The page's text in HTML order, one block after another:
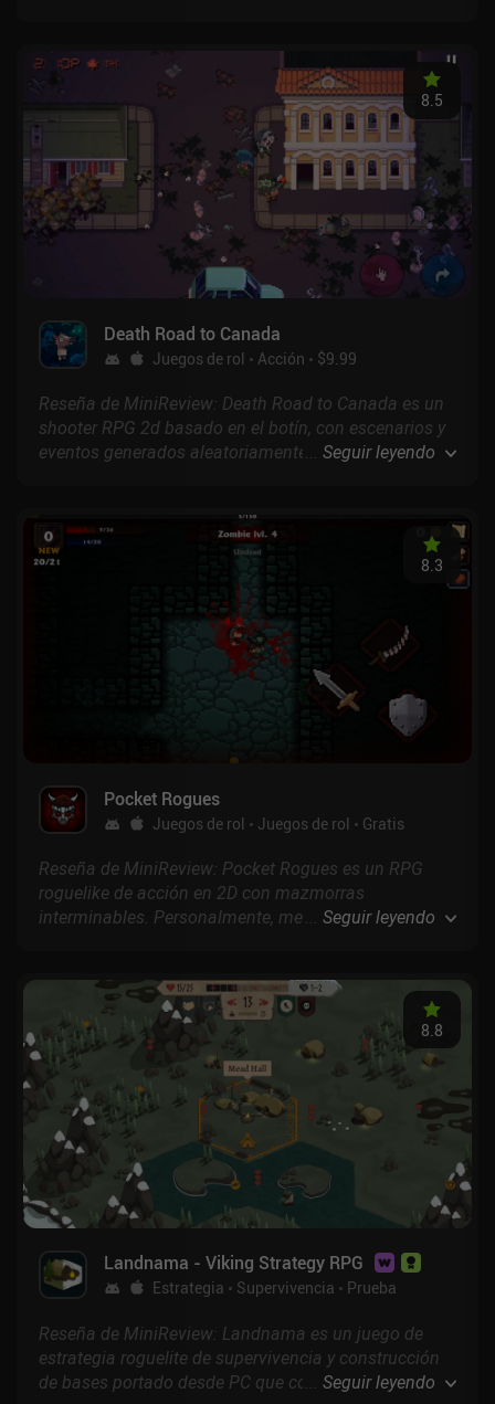
Death Road to Canada
Juegos de rol Acción $9.99
8.5
Reseña de MiniReview: Death Road to Canada es un
shooter RPG 2d basado en el botín, con escenarios y
eventos generados aleatoriamente, en el que
... Seguir leyendo
Pocket Rogues
Juegos de rol Juegos de rol Gratis
8.3
Reseña de MiniReview: Pocket Rogues es un RPG
roguelike de acción en 2D con mazmorras
interminables. Personalmente, me encantó jugar a
... Seguir leyendo
Landnama - Viking Strategy RPG
Estrategia Supervivencia Prueba
8.8
Reseña de MiniReview: Landnama es un juego de
estrategia roguelite de supervivencia y construcción
de bases portado desde PC que combina elementos
... Seguir leyendo